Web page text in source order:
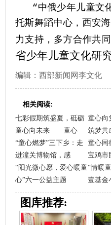
“中俄少年儿童文化
托斯舞蹈中心，西安
力支持，多方合作共
省少年儿童文化研
编辑：西部新闻网李文化
相关阅读:
七彩假期筑盛夏，砥砺
童心向未来——童心
童心向
筑梦
“童心燃梦”三下乡：走
进潼关博物馆，感
童心
宝鸡市
“阳光微心愿，爱心暖童
心”六一公益主题
“情暖
壹基金
图库推荐: